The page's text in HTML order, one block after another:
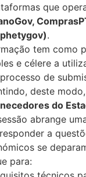
que
.
tem como
e célere a
de
deste
do
abrange
a
se
para: